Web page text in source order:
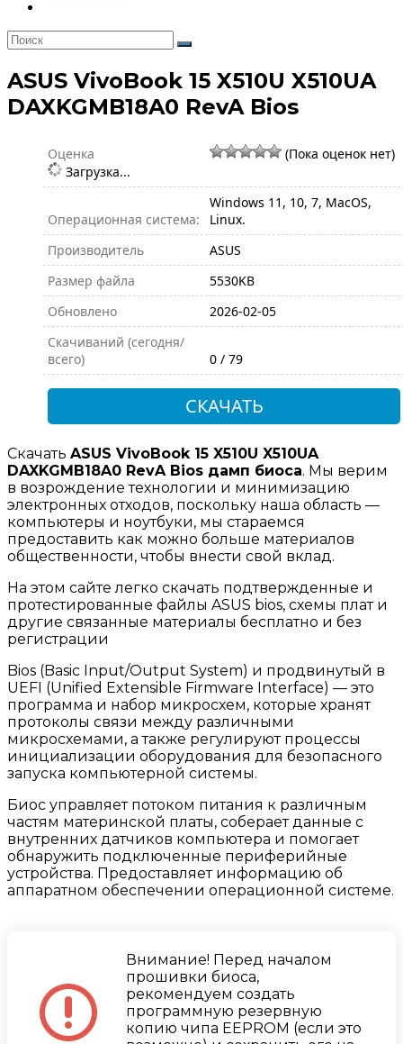
ASUS VivoBook 15 X510U X510UA
DAXKGMB18A0 RevA Bios
Оценка
(Пока оценок нет)
Загрузка...
Операционная система:
Windows 11, 10, 7, MacOS,
Linux.
Производитель
ASUS
Размер файла
5530KB
Обновлено
2026-02-05
Скачиваний (сегодня/
всего)
0 / 79
СКАЧАТЬ
Скачать ASUS VivoBook 15 X510U X510UA
DAXKGMB18A0 RevA Bios дамп биоса. Мы верим
в возрождение технологии и минимизацию
электронных отходов, поскольку наша область —
компьютеры и ноутбуки, мы стараемся
предоставить как можно больше материалов
общественности, чтобы внести свой вклад.
На этом сайте легко скачать подтвержденные и
протестированные файлы ASUS bios, схемы плат и
другие связанные материалы бесплатно и без
регистрации
Bios (Basic Input/Output System) и продвинутый в
UEFI (Unified Extensible Firmware Interface) — это
программа и набор микросхем, которые хранят
протоколы связи между различными
микросхемами, а также регулируют процессы
инициализации оборудования для безопасного
запуска компьютерной системы.
Биос управляет потоком питания к различным
частям материнской платы, соберает данные с
внутренних датчиков компьютера и помогает
обнаружить подключенные периферийные
устройства. Предоставляет информацию об
аппаратном обеспечении операционной системе.
Внимание! Перед началом
прошивки биоса,
рекомендуем создать
программную резервную
копию чипа EEPROM (если это